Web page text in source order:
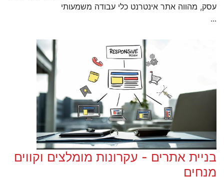
עסק, מהווה אתר אינטרנט כלי עבודה משמעותי
...
בניית אתרים - עקרונות מומלצים וקווים
מנחים